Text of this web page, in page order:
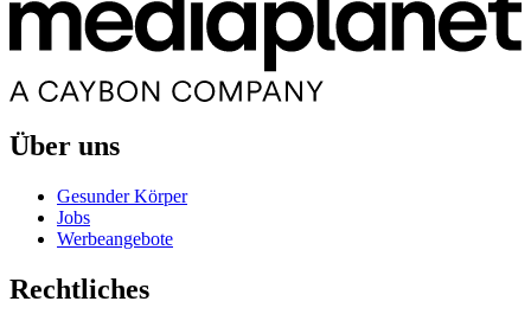
Über uns
Gesunder Körper
Jobs
Werbeangebote
Rechtliches